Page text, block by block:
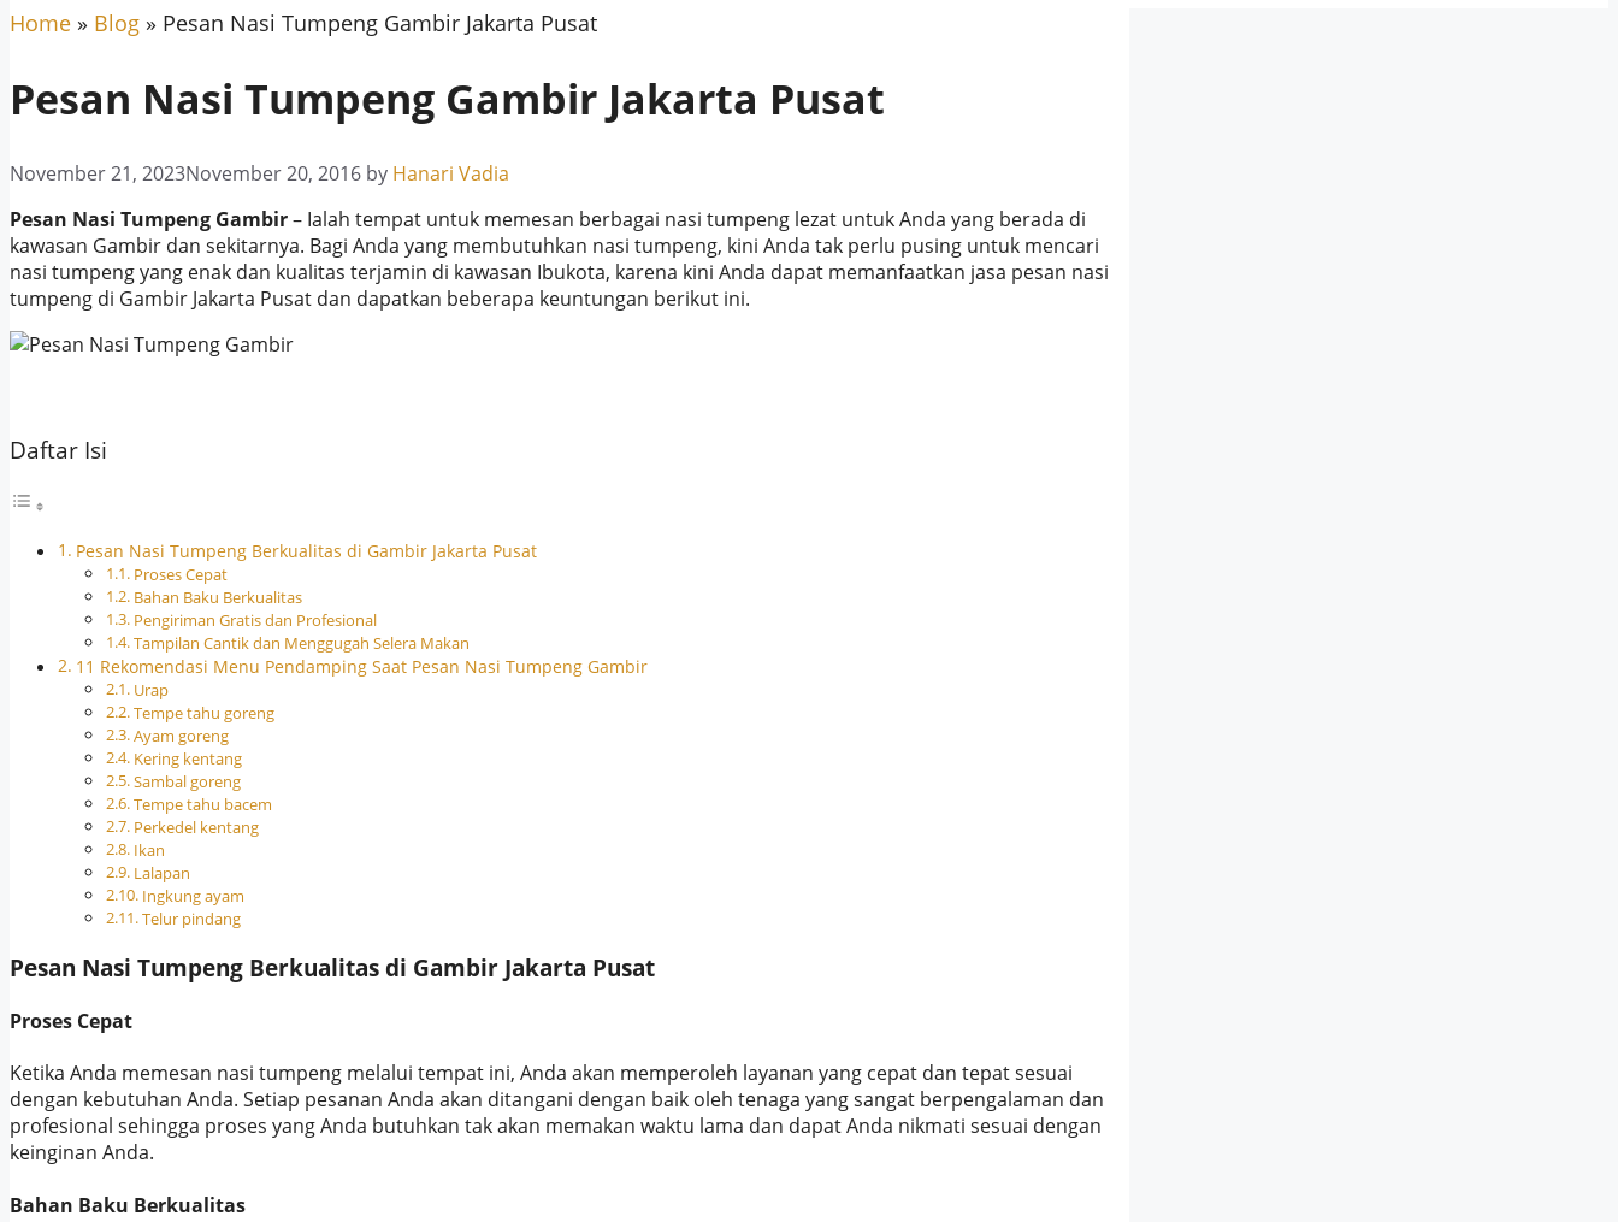
Home » Blog » Pesan Nasi Tumpeng Gambir Jakarta Pusat
Pesan Nasi Tumpeng Gambir Jakarta Pusat
November 21, 2023November 20, 2016 by Hanari Vadia
Pesan Nasi Tumpeng Gambir– Ialah tempat untuk memesan berbagai nasi tumpeng lezat untuk Anda yang berada di
kawasan Gambir dan sekitarnya. Bagi Anda yang membutuhkan nasi tumpeng, kini Anda tak perlu pusing untuk mencari
nasi tumpeng yang enak dan kualitas terjamin di kawasan Ibukota, karena kini Anda dapat memanfaatkan jasa pesan nasi
tumpeng di Gambir Jakarta Pusat dan dapatkan beberapa keuntungan berikut ini.
Daftar Isi
Pesan Nasi Tumpeng Berkualitas di Gambir Jakarta Pusat
Proses Cepat
Bahan Baku Berkualitas
Pengiriman Gratis dan Profesional
Tampilan Cantik dan Menggugah Selera Makan
11 Rekomendasi Menu Pendamping Saat Pesan Nasi Tumpeng Gambir
Urap
Tempe tahu goreng
Ayam goreng
Kering kentang
Sambal goreng
Tempe tahu bacem
Perkedel kentang
Ikan
Lalapan
Ingkung ayam
Telur pindang
Pesan Nasi Tumpeng Berkualitas di Gambir Jakarta Pusat
Proses Cepat
Ketika Anda memesan nasi tumpeng melalui tempat ini, Anda akan memperoleh layanan yang cepat dan tepat sesuai
dengan kebutuhan Anda. Setiap pesanan Anda akan ditangani dengan baik oleh tenaga yang sangat berpengalaman dan
profesional sehingga proses yang Anda butuhkan tak akan memakan waktu lama dan dapat Anda nikmati sesuai dengan
keinginan Anda.
Bahan Baku Berkualitas